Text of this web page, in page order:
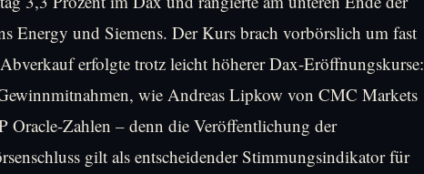
Energy und Siemens. Der Kurs brach vorbörslich um fast
erfolgte trotz leicht höherer Dax-Eröffnungskurse:
wie Andreas Lipkow von CMC Markets
Oracle-Zahlen – denn die Veröffentlichung der
gilt als entscheidender Stimmungsindikator für